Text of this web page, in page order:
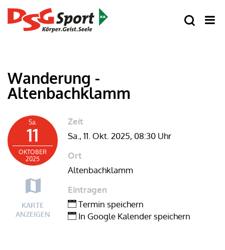
Wanderung -
Altenbachklamm
Sa.
11
OKTOBER
2025
KARTE
ANZEIGEN
Zeit
Sa., 11. Okt. 2025, 08:30 Uhr
Ort
Altenbachklamm
Eintragen
Termin speichern
In Google Kalender speichern